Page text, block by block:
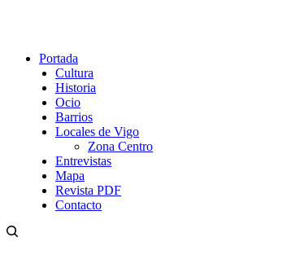
Portada
Cultura
Historia
Ocio
Barrios
Locales de Vigo
Zona Centro
Entrevistas
Mapa
Revista PDF
Contacto